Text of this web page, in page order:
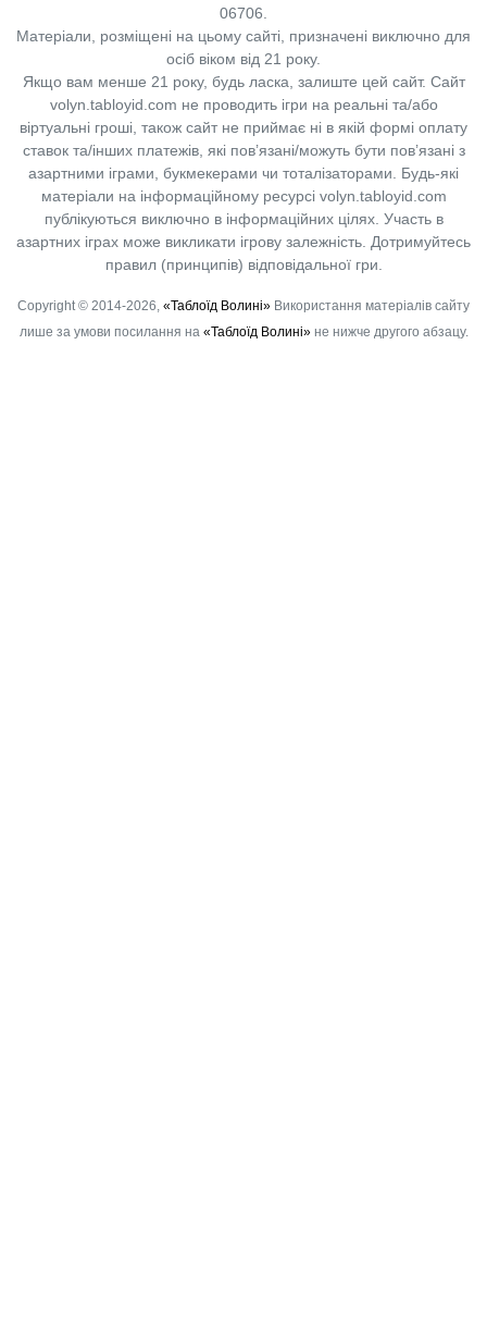
06706.
Матеріали, розміщені на цьому сайті, призначені виключно для
осіб віком від 21 року.
Якщо вам менше 21 року, будь ласка, залиште цей сайт. Сайт
volyn.tabloyid.com не проводить ігри на реальні та/або
віртуальні гроші, також сайт не приймає ні в якій формі оплату
ставок та/інших платежів, які пов’язані/можуть бути пов’язані з
азартними іграми, букмекерами чи тоталізаторами. Будь-які
матеріали на інформаційному ресурсі volyn.tabloyid.com
публікуються виключно в інформаційних цілях. Участь в
азартних іграх може викликати ігрову залежність. Дотримуйтесь
правил (принципів) відповідальної гри.
Copyright © 2014-2026, «Таблоїд Волині» Використання матеріалів сайту
лише за умови посилання на «Таблоїд Волині»не нижче другого абзацу.